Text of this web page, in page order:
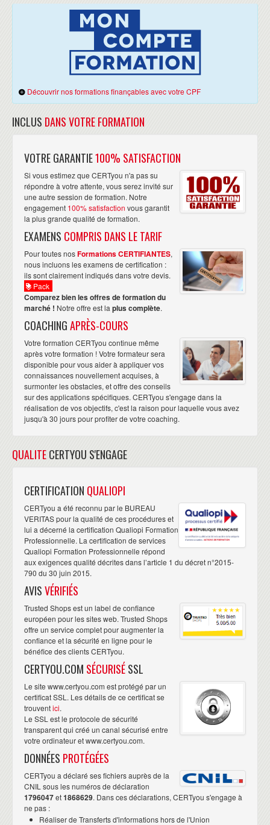
Découvrir nos formations finançables avec votre CPF
INCLUS DANS VOTRE FORMATION
VOTRE GARANTIE100% SATISFACTION
Si vous estimez que CERTyou n'a pas su
répondre à votre attente, vous serez invité sur
une autre session de formation. Notre
engagement 100% satisfaction vous garantit
la plus grande qualité de formation.
EXAMENS COMPRIS DANS LE TARIF
Pour toutes nosFormations CERTIFIANTES,
nous incluons les examens de certification :
ils sont clairement indiqués dans votre devis.
Pack
Comparez bien les offres de formation du
marché ! Notre offre est la plus complète.
COACHINGAPRÈS-COURS
Votre formation CERTyou continue même
après votre formation ! Votre formateur sera
disponible pour vous aider à appliquer vos
connaissances nouvellement acquises, à
surmonter les obstacles, et offre des conseils
sur des applications spécifiques. CERTyou s'engage dans la
réalisation de vos objectifs, c'est la raison pour laquelle vous avez
jusqu'à 30 jours pour profiter de votre coaching.
QUALITECERTYOU S'ENGAGE
CERTIFICATION QUALIOPI
CERTyou a été reconnu par le BUREAU
VERITAS pour la qualité de ces procédures et
lui a décerné la certification Qualiopi Formation
Professionnelle. La certification de services
Qualiopi Formation Professionnelle répond
aux exigences qualité décrites dans l’article 1 du décret n°2015-
790 du 30 juin 2015.
AVISVÉRIFIÉS
Trusted Shops est un label de confiance
européen pour les sites web. Trusted Shops
offre un service complet pour augmenter la
confiance et la sécurité en ligne pour le
bénéfice des clients CERTyou.
CERTYOU.COM SÉCURISÉSSL
Le site www.certyou.com est protégé par un
certificat SSL. Les détails de ce certificat se
trouventici.
Le SSL est le protocole de sécurité
transparent qui créé un canal sécurisé entre
votre ordinateur et www.certyou.com.
DONNÉES PROTÉGÉES
CERTyou a déclaré ses fichiers auprès de la
CNIL sous les numéros de déclaration
1796047et1868629. Dans ces déclarations, CERTyou s'engage à
ne pas :
Réaliser de Transferts d'informations hors de l'Union